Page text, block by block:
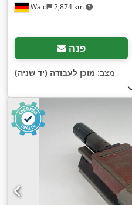
Wald 2,874 km
פנה
מצב: מוכן לעבודה (יד שניה) ,